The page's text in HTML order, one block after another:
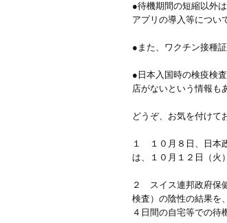
●待機期間の短縮以外
アプリの導入等につい
●また、ワクチン接種
●日本入国時の検疫検
店がないという情報も
どうぞ、お気を付けて
１ １０月８日、日本
は、１０月１２日（火
２ スイス連邦政府保
検査）の陰性の結果を
４日間の自宅等での待